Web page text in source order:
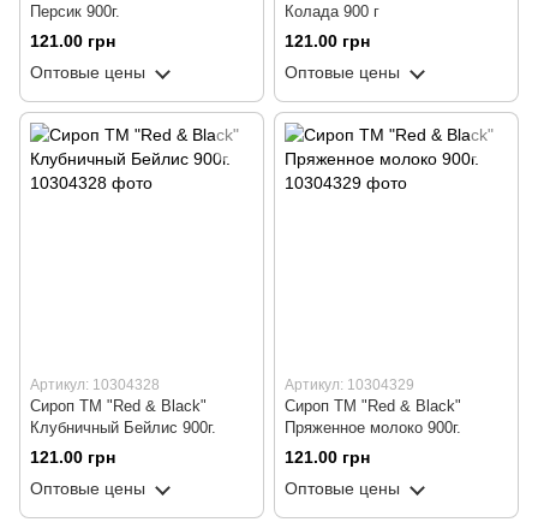
Персик 900г.
121.00 грн
Оптовые цены
Колада 900 г
121.00 грн
Оптовые цены
Артикул: 10304328
Сироп ТМ "Red & Black"
Клубничный Бейлис 900г.
121.00 грн
Оптовые цены
Артикул: 10304329
Сироп ТМ "Red & Black"
Пряженное молоко 900г.
121.00 грн
Оптовые цены